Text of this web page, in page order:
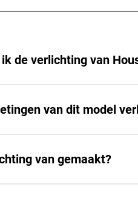
de verlichting van
van dit model
van gemaakt?